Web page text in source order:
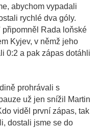
abychom vypadali
rychlé dva góly.
připomněl Rada loňské
Kyjev, v němž jeho
0:2 a pak zápas dotáhli
prohrávali s
už jen snížil Martin
viděl první zápas, tak
dostali jsme se do